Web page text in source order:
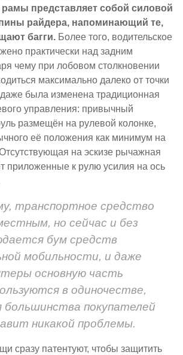
представляет собой силовой
райдера, напоминающий те,
багги. Более того, водительское
практически над задним
чему при лобовом столкновении
максимально далеко от точки
была изменена традиционная
управления: привычный
размещён на рулевой колонке,
её положения как минимум на
на эскизе рычажная
приложенные к рулю усилия на ось
транспортное средство
но сейчас и без
бум средств
мобильности, и даже
основную часть
в одиночестве,
большинства покупателей
никакой проблемы.
сразу патентуют, чтобы защитить